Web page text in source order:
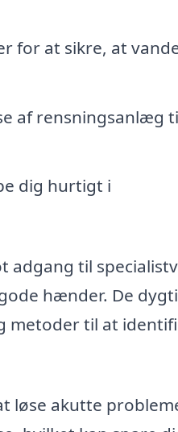
for at sikre, at
af rensningsanlæg
dig hurtigt i
adgang til
hænder. De
metoder til at
løse akutte